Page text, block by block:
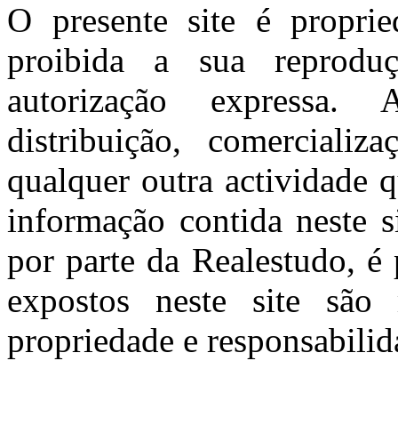
O presente site é
proibida a sua
autorização
distribuição,
qualquer outra actividade
informação contida neste
por parte da Realestudo,
expostos neste site são
propriedade e